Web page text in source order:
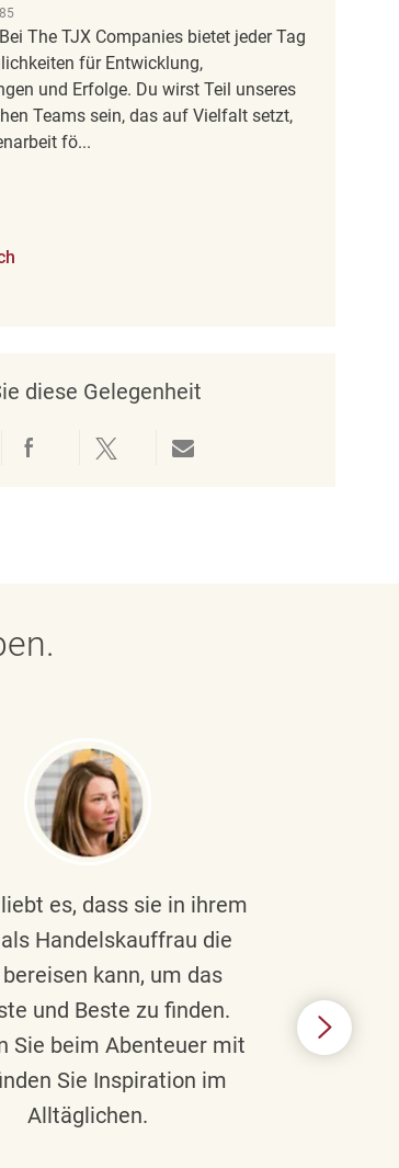
The TJX Companies bietet jeder Tag
für Entwicklung,
und Erfolge. Du wirst Teil unseres
Teams sein, das auf Vielfalt setzt,
fö...
Sales Associate REQ136437
diese Gelegenheit
teilen
Über Facebook teilen
Über Twitter teilenPer E-Mail teilen
es, dass sie in ihrem
Handelskauffrau die
kann, um das
und Beste zu finden.
Sie beim Abenteuer mit
Sie Inspiration im
Alltäglichen.